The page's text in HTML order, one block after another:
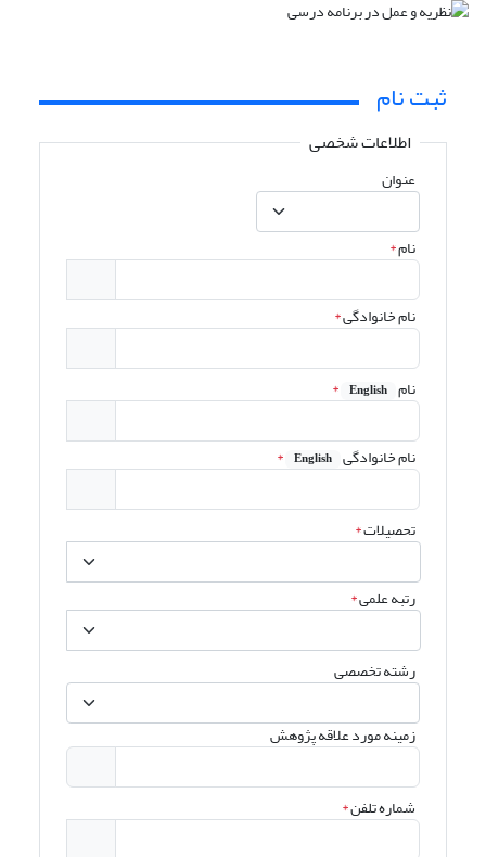
ثبت نام
اطلاعات شخصی
عنوان
نام*
نام خانوادگی*
نام English
*
نام خانوادگی English
*
تحصیلات*
رتبه علمی*
رشته تخصصی
زمینه مورد علاقه پژوهش
شماره تلفن*